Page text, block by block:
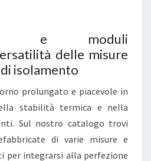
P
E
R
R
O
U
L
e moduli
delle misure
isolamento
prolungato e piacevole in
stabilità termica e nella
Sul nostro catalogo trovi
di varie misure e
per integrarsi alla perfezione